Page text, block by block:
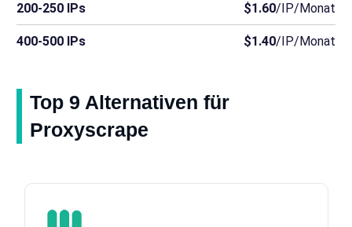
200-250 IPs $1.60/IP/Monat
400-500 IPs $1.40/IP/Monat
Top 9 Alternativen für
Proxyscrape